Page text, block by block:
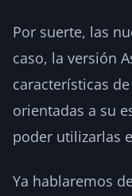
Por suerte, las
caso, la versión
características
orientadas a su
poder utilizarlas
Ya hablaremos